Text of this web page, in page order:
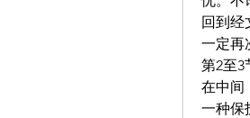
回到经
一定再
第2至3
在中间
一种保